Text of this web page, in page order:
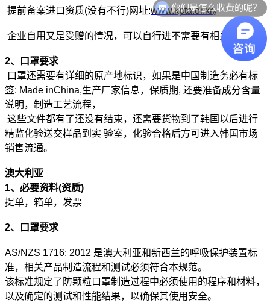
提前备案进口资质(没有不行)网址:www.kpta.or.kr。
企业自用又是受赠的情况，可以自行进不需要有相关资质。
2、口罩要求
口罩还需要有详细的原产地标识，如果是中国制造务必有标
签: Made inChina,生产厂家信息，保质期, 还要准备成分含量
说明，制造工艺流程，
这些文件都有了还没有结束，还需要货物到了韩国以后进行
精监化验送交样品到实 验室，化验合格后方可进入韩国市场
销售流通。
澳大利亚
1、必要资料(资质)
提单，箱单，发票
2、口罩要求
AS/NZS 1716: 2012 是澳大利亚和新西兰的呼吸保护装置标
准，相关产品制造流程和测试必须符合本规范。
该标准规定了防颗粒口罩制造过程中必须使用的程序和材料，
以及确定的测试和性能结果，以确保其使用安全。
你们是怎么收费的呢？